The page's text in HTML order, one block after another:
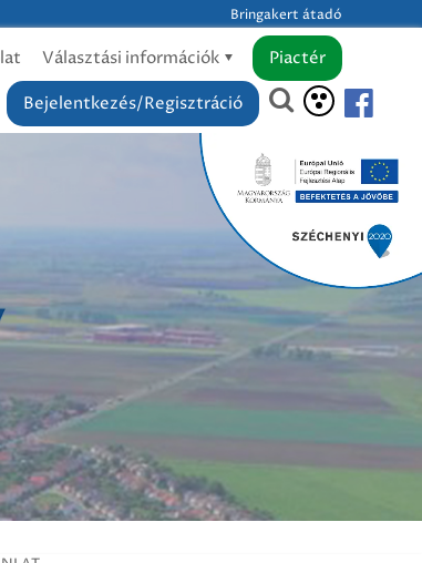
Bringakert átadó
Választási információk
Piactér
Bejelentkezés/Regisztráció